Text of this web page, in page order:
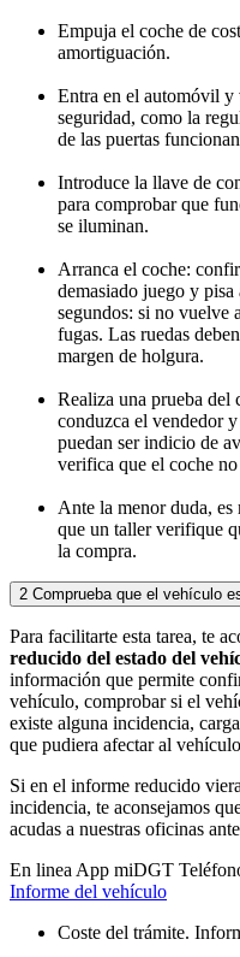
Empuja el coche de
amortiguación.
Entra en el automóvil y
seguridad, como la
de las puertas
Introduce la llave de
para comprobar que
se iluminan.
Arranca el coche:
demasiado juego y
segundos: si no vuelve
fugas. Las ruedas
margen de holgura.
Realiza una prueba del
conduzca el vendedor
puedan ser indicio de
verifica que el coche
Ante la menor duda,
que un taller verifique
la compra.
2 Comprueba que el vehículo
Para facilitarte esta tarea, te
reducido del estado del
información que permite
vehículo, comprobar si el
existe alguna incidencia,
que pudiera afectar al
Si en el informe reducido
incidencia, te aconsejamos
acudas a nuestras oficinas
En linea App miDGT
Informe del vehículo
Coste del trámite.